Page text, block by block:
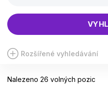
Rozšířené vyhledávání
Nalezeno 26 volných pozic